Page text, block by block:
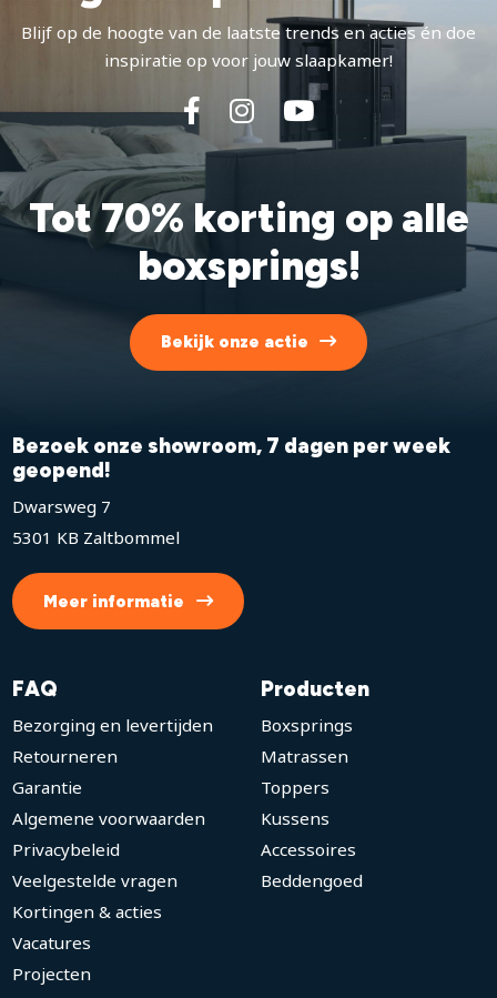
Blijf op de hoogte van de laatste trends en acties én doe
inspiratie op voor jouw slaapkamer!
Tot 70% korting op alle
boxsprings!
Bekijk onze actie
Bezoek onze showroom, 7 dagen per week
geopend!
Dwarsweg 7
5301 KB Zaltbommel
Meer informatie
FAQ
Bezorging en levertijden
Retourneren
Garantie
Algemene voorwaarden
Privacybeleid
Veelgestelde vragen
Kortingen & acties
Vacatures
Projecten
Producten
Boxsprings
Matrassen
Toppers
Kussens
Accessoires
Beddengoed